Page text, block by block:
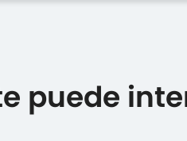
puede